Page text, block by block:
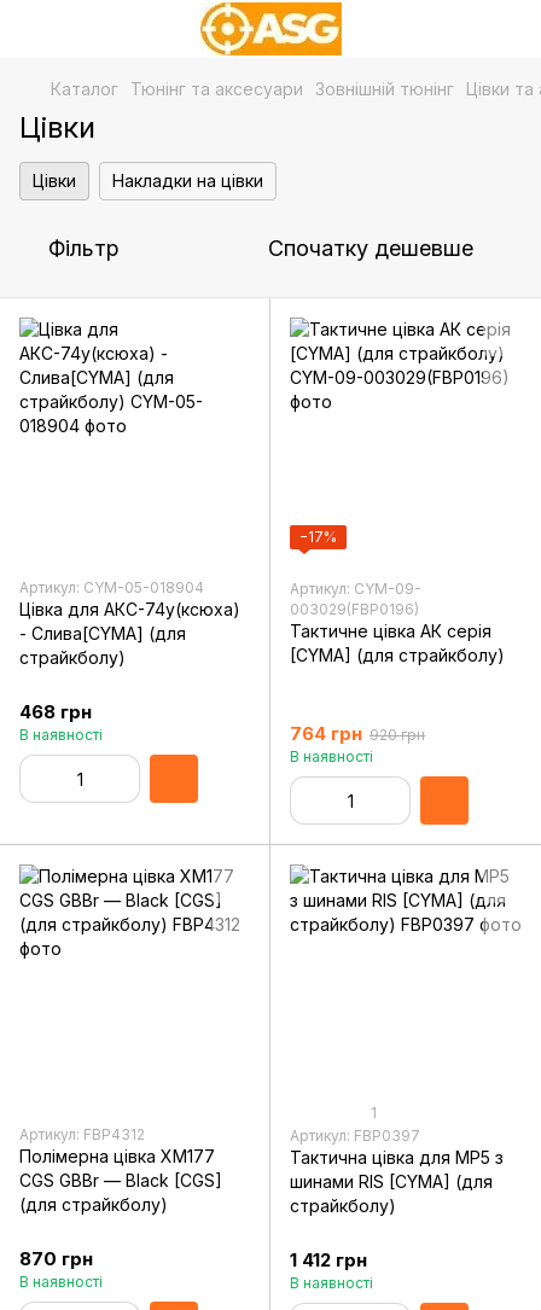
Каталог Тюнінг та аксесуари Зовнішній тюнінг Цівки
Цівки
Цівки Накладки на цівки
Фільтр Спочатку дешевше
Артикул: CYM-05-018904
Цівка для АКС-74у(ксюха)
- Слива[CYMA] (для
страйкболу)
468 грн
В наявності
−17%
Артикул: CYM-09-
003029(FBP0196)
Тактичне цівка АК серія
[CYMA] (для страйкболу)
764 грн 920 грн
В наявності
Артикул: FBP4312
Полімерна цівка XM177
CGS GBBr — Black [CGS]
(для страйкболу)
870 грн
В наявності
1
Артикул: FBP0397
Тактична цівка для MP5 з
шинами RIS [CYMA] (для
страйкболу)
1 412 грн
В наявності